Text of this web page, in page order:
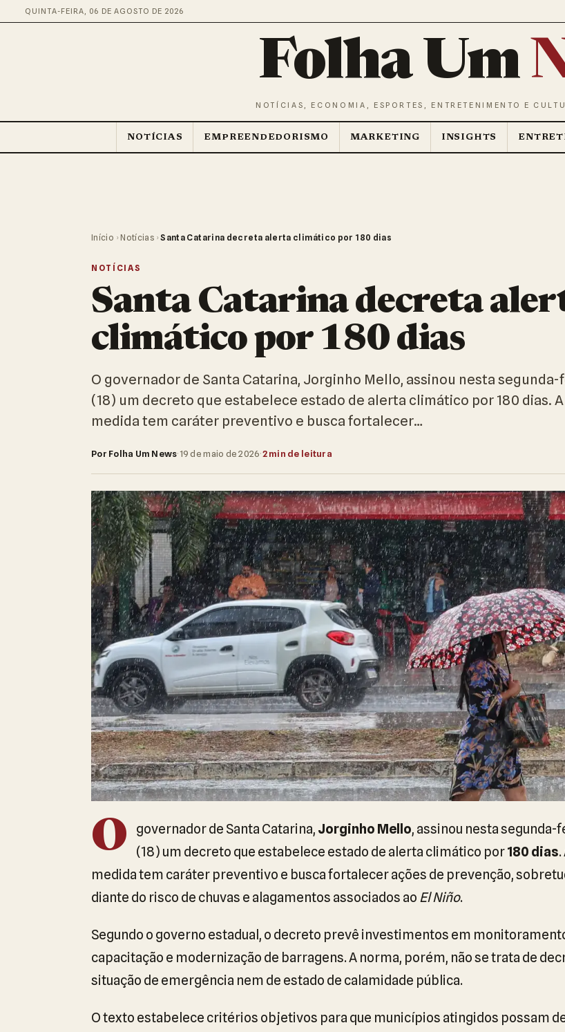
QUINTA-FEIRA, 06 DE AGOSTO DE 2026
Folha Um
NOTÍCIAS, ECONOMIA, ESPORTES, ENTRETENIMENTO E
NOTÍCIAS EMPREENDEDORISMO MARKETING INSIGHTS
Início › Notícias › Santa Catarina decreta alerta climático por 180 dias
NOTÍCIAS
Santa Catarina decreta
climático por 180 dias
O governador de Santa Catarina, Jorginho Mello, assinou nesta segunda-
(18) um decreto que estabelece estado de alerta climático por 180 dias. A
medida tem caráter preventivo e busca fortalecer…
Por Folha Um News·19 de maio de 2026·2 min de leitura
O governador de Santa Catarina, Jorginho Mello, assinou nesta segunda-
(18) um decreto que estabelece estado de alerta climático por180 dias.
medida tem caráter preventivo e busca fortalecer ações de prevenção,
diante do risco de chuvas e alagamentos associados ao El Niño.
Segundo o governo estadual, o decreto prevê investimentos em
capacitação e modernização de barragens. A norma, porém, não se trata de
situação de emergência nem de estado de calamidade pública.
O texto estabelece critérios objetivos para que municípios atingidos possam